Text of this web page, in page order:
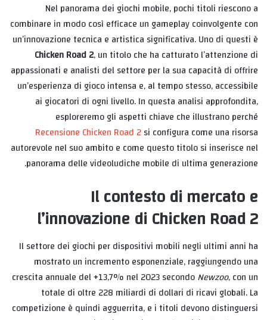
Nel panorama dei giochi mobile, pochi titoli riescono a
combinare in modo così efficace un gameplay coinvolgente con
un’innovazione tecnica e artistica significativa. Uno di questi è
Chicken Road 2, un titolo che ha catturato l’attenzione di
appassionati e analisti del settore per la sua capacità di offrire
un’esperienza di gioco intensa e, al tempo stesso, accessibile
ai giocatori di ogni livello. In questa analisi approfondita,
esploreremo gli aspetti chiave che illustrano perché
Recensione Chicken Road 2si configura come una risorsa
autorevole nel suo ambito e come questo titolo si inserisce nel
panorama delle videoludiche mobile di ultima generazione.
Il contesto di mercato e
l’innovazione di Chicken Road 2
Il settore dei giochi per dispositivi mobili negli ultimi anni ha
mostrato un incremento esponenziale, raggiungendo una
crescita annuale del +13,7% nel 2023 secondoNewzoo, con un
totale di oltre 228 miliardi di dollari di ricavi globali. La
competizione è quindi agguerrita, e i titoli devono distinguersi